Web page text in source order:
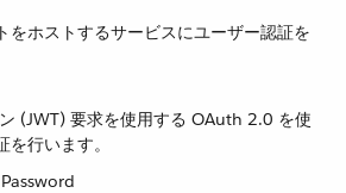
をホストするサービスにユーザー認証を
(JWT) 要求を使用する OAuth 2.0 を使
行います。